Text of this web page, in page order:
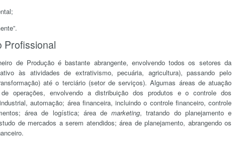
Profissional
de Produção é bastante abrangente, envolvendo todos os setores da
às atividades de extrativismo, pecuária, agricultura), passando pelo
até o terciário (setor de serviços). Algumas áreas de atuação
operações, envolvendo a distribuição dos produtos e o controle dos
automação; área financeira, incluindo o controle financeiro, controle
área de logística; área demarketing, tratando do planejamento e
de mercados a serem atendidos; área de planejamento, abrangendo os